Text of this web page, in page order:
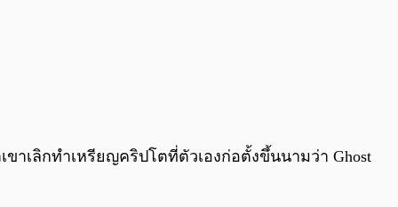
0:00
าเลิกทำเหรียญคริปโตที่ตัวเองก่อตั้งขึ้นนามว่า Ghost